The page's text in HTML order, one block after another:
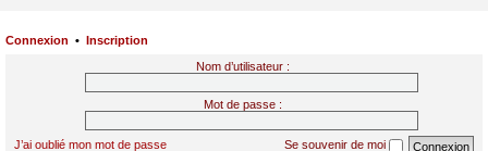
Connexion • Inscription
Nom d’utilisateur :
Mot de passe :
J’ai oublié mon mot de passe Se souvenir de moi